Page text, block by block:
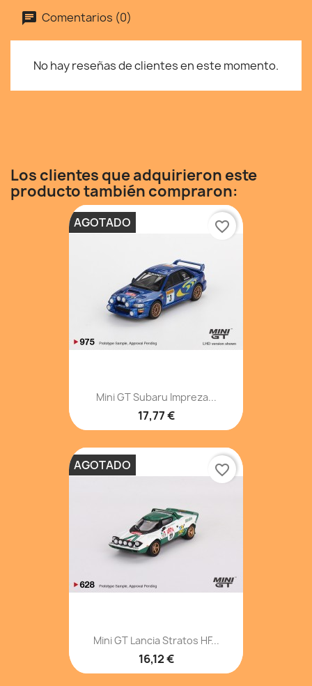
Comentarios (0)
No hay reseñas de clientes en este momento.
Los clientes que adquirieron este
producto también compraron:
Mini GT Subaru Impreza...
17,77 €
AGOTADO favorite_border
Mini GT Lancia Stratos HF...
16,12 €
AGOTADO favorite_border